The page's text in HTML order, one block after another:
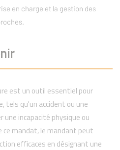
en charge et la gestion des
est un outil essentiel pour
tels qu'un accident ou une
une incapacité physique ou
mandat, le mandant peut
efficaces en désignant une